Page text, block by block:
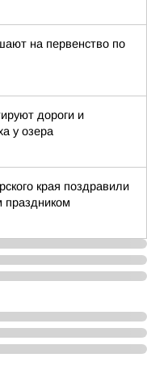
на первенство по
дороги и
у озера
края поздравили